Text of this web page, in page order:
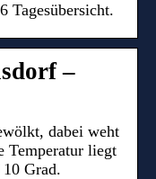
Tagesübersicht.
–
dabei weht
Temperatur liegt
Grad.